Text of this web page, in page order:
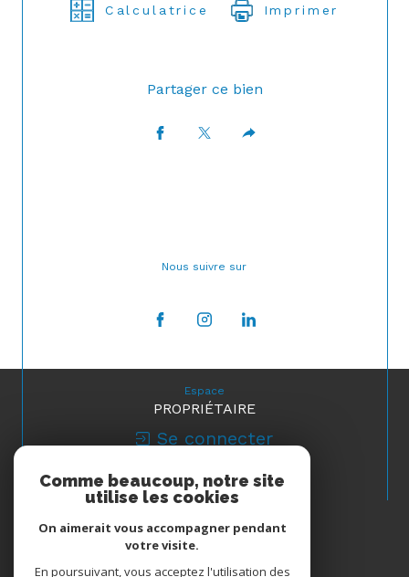
Calculatrice Imprimer
Partager ce bien
Nous suivre sur
Espace
PROPRIÉTAIRE
Se connecter
Nous
ADHÉRONS
Comme beaucoup, notre site
utilise les cookies
On aimerait vous accompagner pendant
votre visite.
En poursuivant, vous acceptez l'utilisation des